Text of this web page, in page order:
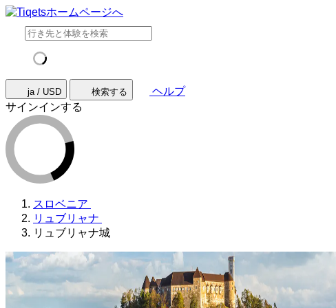
ja / USD 検索する
ヘルプ
サインインする
スロベニア
リュブリャナ
リュブリャナ城